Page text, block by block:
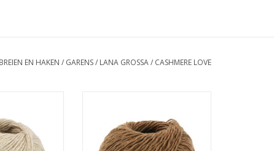
BREIEN EN HAKEN / GARENS/ LANA GROSSA/ CASHMERE LOVE
WINKELWAGEN
TOEVOEGEN AAN WINKELWAGEN